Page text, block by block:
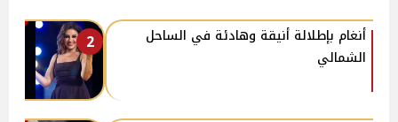
2
أنغام بإطلالة أنيقة وهادئة في الساحل
الشمالي